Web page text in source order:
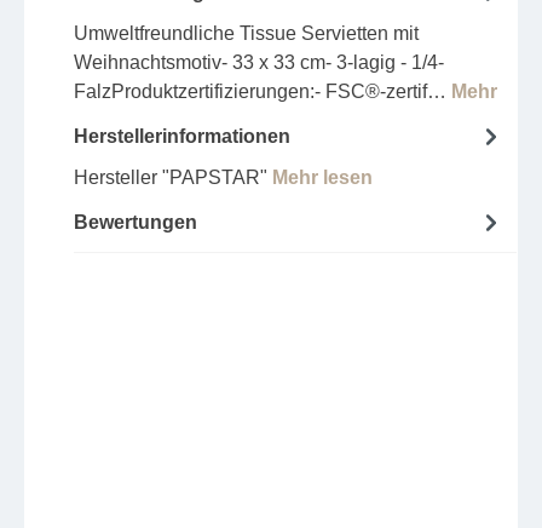
Umweltfreundliche Tissue Servietten mit
Weihnachtsmotiv- 33 x 33 cm- 3-lagig - 1/4-
FalzProduktzertifizierungen:- FSC®-zertif… Mehr
Herstellerinformationen
Hersteller "PAPSTAR" Mehr lesen
Bewertungen